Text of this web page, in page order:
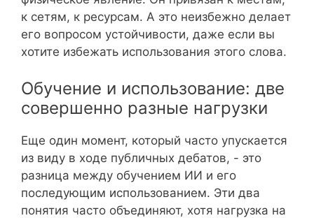
к сетям, к ресурсам. А это неизбежно делает
его вопросом устойчивости, даже если вы
хотите избежать использования этого слова.
Обучение и использование: две
совершенно разные нагрузки
Еще один момент, который часто упускается
из виду в ходе публичных дебатов, - это
разница между обучением ИИ и его
последующим использованием. Эти два
понятия часто объединяют, хотя нагрузка на